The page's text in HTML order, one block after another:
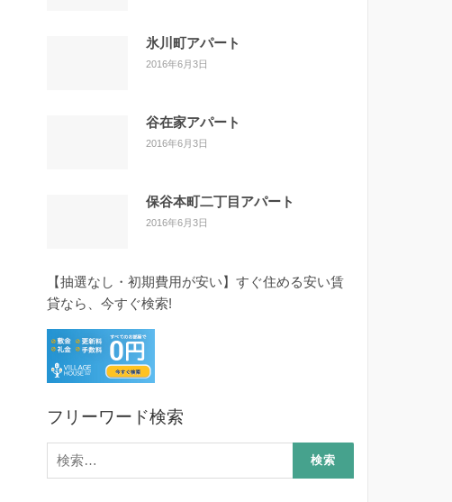
氷川町アパート
2016年6月3日
谷在家アパート
2016年6月3日
保谷本町二丁目アパート
2016年6月3日
【抽選なし・初期費用が安い】すぐ住める安い賃
貸なら、今すぐ検索!
フリーワード検索
検
索: